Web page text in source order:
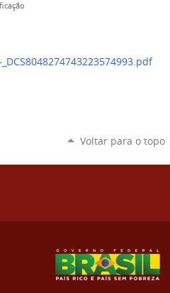
_DCS8048274743223574993.pdf
Voltar para o topo